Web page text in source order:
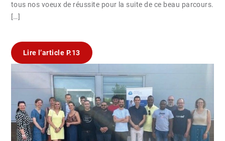
tous nos voeux de réussite pour la suite de ce beau parcours.
[…]
Lire l’article P.13